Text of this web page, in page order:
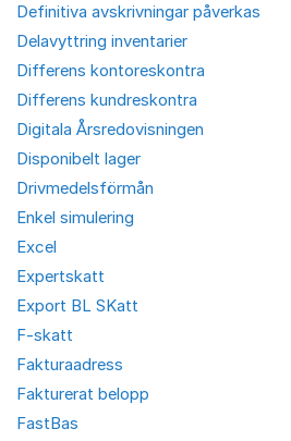
Definitiva avskrivningar påverkas
Delavyttring inventarier
Differens kontoreskontra
Differens kundreskontra
Digitala Årsredovisningen
Disponibelt lager
Drivmedelsförmån
Enkel simulering
Excel
Expertskatt
Export BL SKatt
F-skatt
Fakturaadress
Fakturerat belopp
FastBas